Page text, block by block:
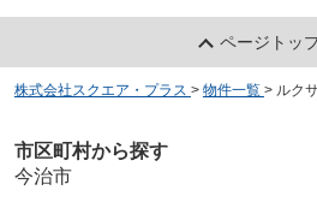
ページトッ
株式会社スクエア・プラス > 物件一覧 > ルク
市区町村から探す
今治市